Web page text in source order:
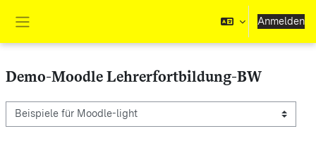
Anmelden
Demo-Moodle Lehrerfortbildung-BW
Kursbereiche